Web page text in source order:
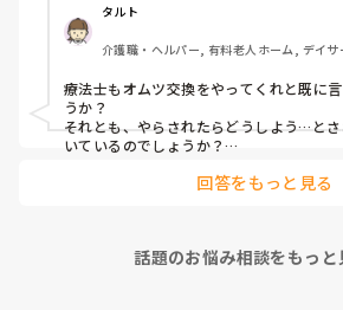
タルト
介護職・ヘルパー, 有料老人ホーム, デイサ
療法士もオムツ交換をやってくれと既に
うか？
それとも、やらされたらどうしよう…と
いているのでしょうか？
当方回復期に勤めております。人手不足
その辞めた人は不潔がイヤでオムツ交換
回答をもっと見る
話題のお悩み相談をもっと